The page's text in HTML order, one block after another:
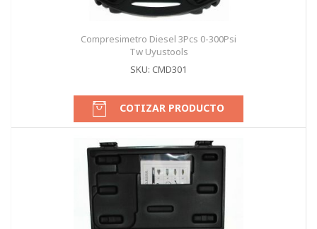
Compresimetro Diesel 3Pcs 0-300Psi
Tw Uyustools
SKU: CMD301
COTIZAR PRODUCTO